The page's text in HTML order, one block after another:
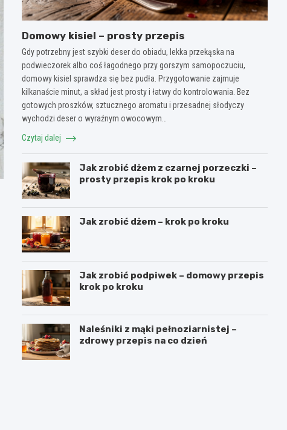
Domowy kisiel – prosty przepis
Gdy potrzebny jest szybki deser do obiadu, lekka przekąska na
podwieczorek albo coś łagodnego przy gorszym samopoczuciu,
domowy kisiel sprawdza się bez pudła. Przygotowanie zajmuje
kilkanaście minut, a skład jest prosty i łatwy do kontrolowania. Bez
gotowych proszków, sztucznego aromatu i przesadnej słodyczy
wychodzi deser o wyraźnym owocowym…
Czytaj dalej
Jak zrobić dżem z czarnej porzeczki –
prosty przepis krok po kroku
Jak zrobić dżem – krok po kroku
Jak zrobić podpiwek – domowy przepis
krok po kroku
Naleśniki z mąki pełnoziarnistej –
zdrowy przepis na co dzień